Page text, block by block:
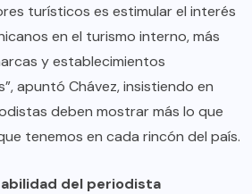
turísticos es estimular el interés
en el turismo interno, más
y establecimientos
apuntó Chávez, insistiendo en
deben mostrar más lo que
tenemos en cada rincón del país.
del periodista